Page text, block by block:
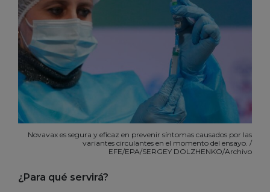
Novavax es segura y eficaz en prevenir síntomas causados por las
variantes circulantes en el momento del ensayo. /
EFE/EPA/SERGEY DOLZHENKO/Archivo
¿Para qué servirá?